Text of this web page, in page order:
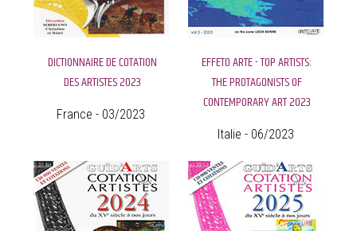
DICTIONNAIRE DE COTATION
DES ARTISTES 2023
France - 03/2023
EFFETO ARTE - TOP ARTISTS:
THE PROTAGONISTS OF
CONTEMPORARY ART 2023
Italie - 06/2023